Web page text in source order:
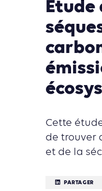
Cette
de trouver
et de la
PARTAGER